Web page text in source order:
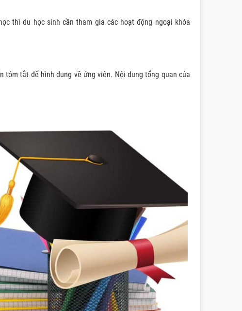
thì du học sinh cần tham gia các hoạt động ngoại khóa
tóm tắt để hình dung về ứng viên. Nội dung tổng quan của